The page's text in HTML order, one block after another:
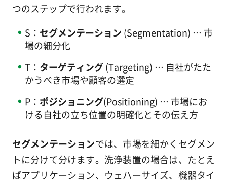
つのステップで行われます。
S： セグメンテーション (Segmentation) … 市
場の細分化
T： ターゲティング(Targeting) … 自社がたた
かうべき市場や顧客の選定
P： ポジショニング(Positioning) … 市場にお
ける自社の立ち位置の明確化とその伝え方
セグメンテーションでは、市場を細かくセグメン
トに分けて分けます。洗浄装置の場合は、たとえ
ばアプリケーション、ウェハーサイズ、機器タイ